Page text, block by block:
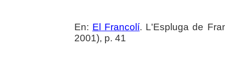
En: El Francolí. L'Espluga de
2001), p. 41